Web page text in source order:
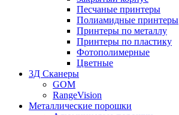
Песчаные принтеры
Полиамидные принтеры
Принтеры по металлу
Принтеры по пластику
Фотополимерные
Цветные
3Д Сканеры
GOM
RangeVision
Металлические порошки